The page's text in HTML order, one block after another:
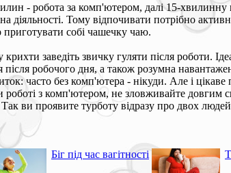
- робота за комп'ютером, далі 15-хвилинну
діяльності. Тому відпочивати потрібно
приготувати собі чашечку чаю.
заведіть звичку гуляти після роботи.
робочого дня, а також розумна
часто без комп'ютера - нікуди. Але і
з комп'ютером, не зловживайте довгим
ви проявите турботу відразу про двох
Біг під час вагітності